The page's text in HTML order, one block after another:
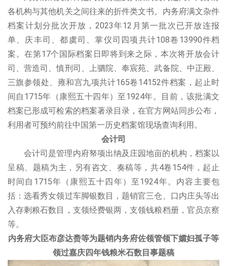
各机构与其他机关之间往来的折件类文书。内务府满文杂件
档案计划分批次开放，2023年12月第一批次已开放连报
单、庆丰司、都虞司、掌仪司四项共计108卷13990件档
案。在第17个国际档案日即将到来之际，本次将开放会计
司、营造司、慎刑司、上驷院、奉宸苑、武备院、中正殿、
三旗参领处、雍和宫九项共计165卷14152件档案，起止时
间自1715年（康熙五十四年）至1924年。目前，该批满文
档案已形成可检索的档案著录目录，在官方网站同步公布，
利用者可预约前往中国第一历史档案馆现场查询利用。
会计司
会计司是管理内府帑项出纳及庄园地亩的机构，档案以
呈稿、题稿为主，另有咨文、奏稿等，共4卷154件，起止
时间自1715年（康熙五十四年）至1924年。内容主要包
括：选看秀女领过车脚银数目，题销官三仓、口内庄头等出
入存剩粮石数目，支领经费银两，支领钱粮档册，官员京察
等。
内务府大臣布彦达赉等为题销内务府佐领管领下孀妇孤子等
领过嘉庆四年钱粮米石数目事题稿